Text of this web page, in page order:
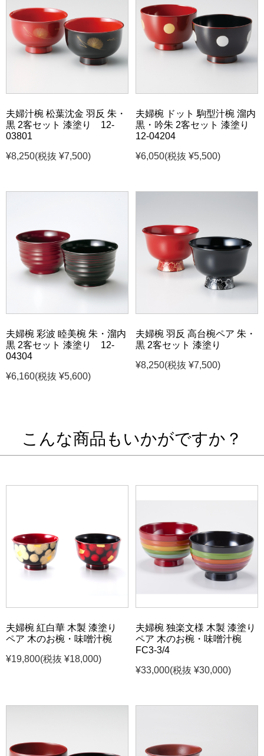
夫婦汁椀 松葉沈金 羽反 朱・
黒 2客セット 漆塗り 12-
03801
¥8,250(税抜 ¥7,500)
夫婦椀 ドット 駒型汁椀 溜内
黒・吟朱 2客セット 漆塗り
12-04204
¥6,050(税抜 ¥5,500)
夫婦椀 彩波 睦美椀 朱・溜内
黒 2客セット 漆塗り 12-
04304
¥6,160(税抜 ¥5,600)
夫婦椀 羽反 高台椀ペア 朱・
黒 2客セット 漆塗り
¥8,250(税抜 ¥7,500)
こんな商品もいかがですか？
夫婦椀 紅白華 木製 漆塗り
ペア 木のお椀・味噌汁椀
¥19,800(税抜 ¥18,000)
夫婦椀 独楽文様 木製 漆塗り
ペア 木のお椀・味噌汁椀
FC3-3/4
¥33,000(税抜 ¥30,000)